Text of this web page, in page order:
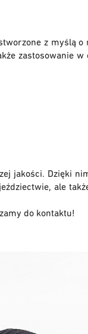
z myślą
zastosowanie
jakości. Dzięki
ale
do kontaktu!